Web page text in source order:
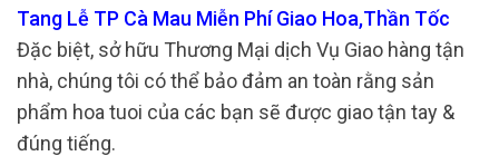
Tang Lễ TP Cà Mau Miễn Phí Giao Hoa,Thần Tốc
Đặc biệt, sở hữu Thương Mại dịch Vụ Giao hàng tận
nhà, chúng tôi có thể bảo đảm an toàn rằng sản
phẩm hoa tuoi của các bạn sẽ được giao tận tay &
đúng tiếng.